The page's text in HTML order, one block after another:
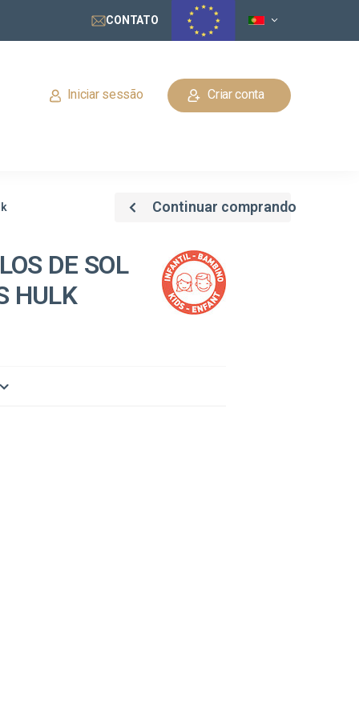
CONTATO
Iniciar sessão Criar conta
Continuar comprando
DE SOL
HULK